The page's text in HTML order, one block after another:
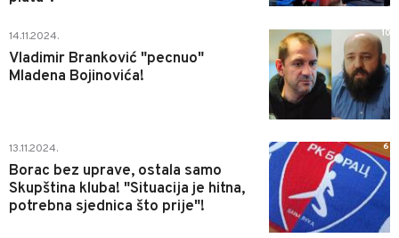
14.11.2024.
Vladimir Branković "pecnuo"
Mladena Bojinovića!
10
13.11.2024.
Borac bez uprave, ostala samo
Skupština kluba! "Situacija je hitna,
potrebna sjednica što prije"!
6